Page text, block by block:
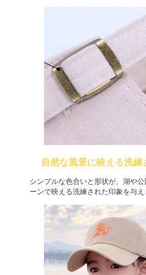
自然な風景に映える洗練
シンプルな色合いと形状が、湖や
ーンで映える洗練された印象を与え